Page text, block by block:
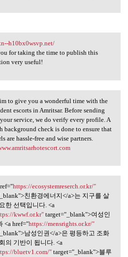
h10bx0wsvp.net/
h10bx0wsvp.net/
for taking the time to publish this
very useful!
to give you a
to give you a wonderful time with the
escorts in Amritsar. Before sending
service, we do verify every profile. A
background check is done to ensure that
are hassle-free and wise partners.
https://ecosystemreserch.or.kr/"
친환경에너지</a>는 지구를 살
한 선택입니다. <a
kwwf.or.kr"target="_blank">여성인
<a href="https://mensrights.or.kr/"
남성인권</a>은 평등하고 조화
의 기반이 됩니다. <a
bluetv1.com/"target="_blank">블루